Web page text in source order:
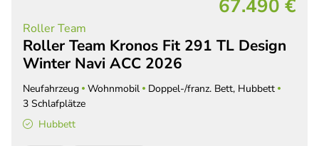
Roller Team
Roller Team Kronos Fit 291 TL Design
Winter Navi ACC 2026
Neufahrzeug Wohnmobil
Doppel-/franz. Bett, Hubbett
3 Schlafplätze
67.490 €
Hubbett